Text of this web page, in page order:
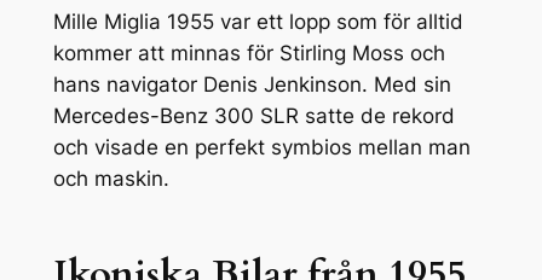
Mille Miglia 1955 var ett lopp som för alltid
kommer att minnas för Stirling Moss och
hans navigator Denis Jenkinson. Med sin
Mercedes-Benz 300 SLR satte de rekord
och visade en perfekt symbios mellan man
och maskin.